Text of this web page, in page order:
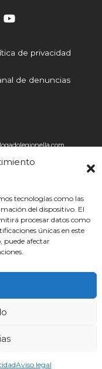
tecnologías como las
del dispositivo. El
procesar datos como
únicas en este
puede afectar
Aviso legal
Y
o
u
e
de privacidad
de denuncias